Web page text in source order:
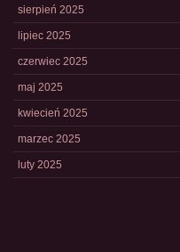
sierpień 2025
lipiec 2025
czerwiec 2025
maj 2025
kwiecień 2025
marzec 2025
luty 2025